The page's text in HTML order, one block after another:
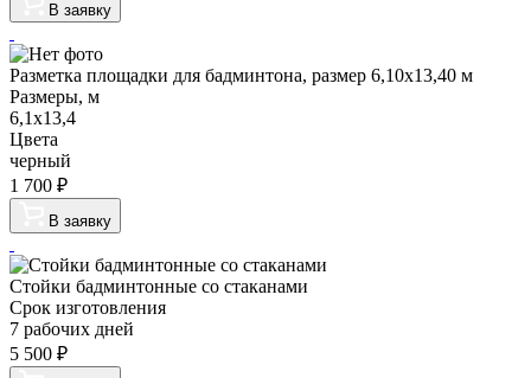
В заявку
Разметка площадки для бадминтона, размер 6,10х13,40 м
Размеры, м
6,1х13,4
Цвета
черный
1 700 ₽
В заявку
Стойки бадминтонные со стаканами
Срок изготовления
7 рабочих дней
5 500 ₽